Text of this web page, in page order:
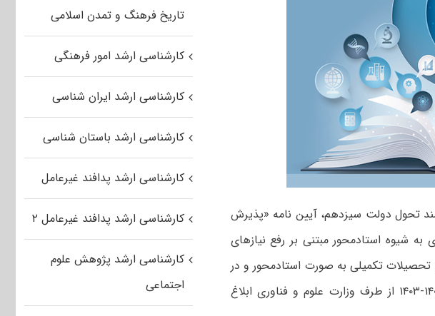
تحول دولت سیزدهم، آیین نامه «پذیرش
شیوه استادمحور مبتنی بر رفع نیازهای
تکمیلی به صورت استادمحور و در
راستای رفع نیازهای کشور جهت اجرا از سال تحصیلی ۱۴۰۲-۱۴۰۳ از طرف وزارت علوم و فناوری ابلاغ
تاریخ فرهنگ و تمدن اسلامی
کارشناسی ارشد امور فرهنگی
کارشناسی ارشد ایران شناسی
کارشناسی ارشد باستان شناسی
کارشناسی ارشد پدافند غیرعامل
کارشناسی ارشد پدافند غیرعامل ۲
کارشناسی ارشد پژوهش علوم
اجتماعی